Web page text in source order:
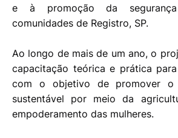
e à promoção da
comunidades de Registro, SP.
Ao longo de mais de um ano, o
capacitação teórica e prática
com o objetivo de promover o
sustentável por meio da
empoderamento das mulheres.